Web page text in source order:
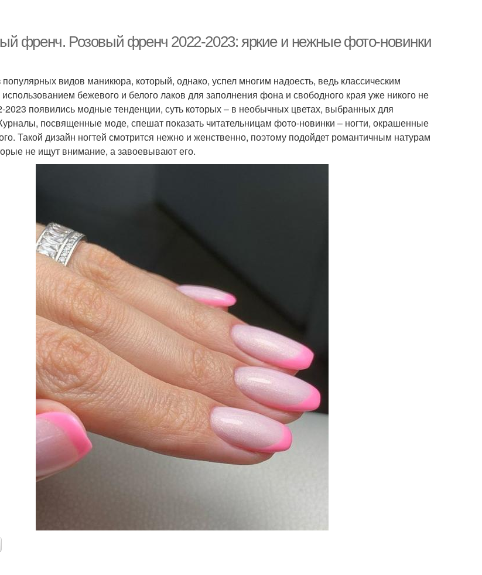
френч. Розовый френч 2022-2023: яркие и нежные фото-новинки
видов маникюра, который, однако, успел многим надоесть, ведь классическим
бежевого и белого лаков для заполнения фона и свободного края уже никого не
появились модные тенденции, суть которых – в необычных цветах, выбранных для
посвященные моде, спешат показать читательницам фото-новинки – ногти, окрашенные
Такой дизайн ногтей смотрится нежно и женственно, поэтому подойдет романтичным натурам
не ищут внимание, а завоевывают его.